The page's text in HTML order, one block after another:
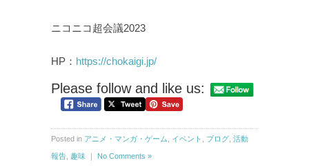
ニコニコ超会議2023
HP： https://chokaigi.jp/
Please follow and like us:
Posted in アニメ・マンガ・ゲーム イベント ブログ 活動
報告 趣味 ｜ No Comments »